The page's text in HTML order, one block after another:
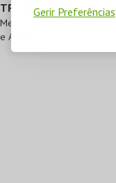
Gerir Preferências
TRANSPORTES
Metropolitano: Avenida
e Azul)